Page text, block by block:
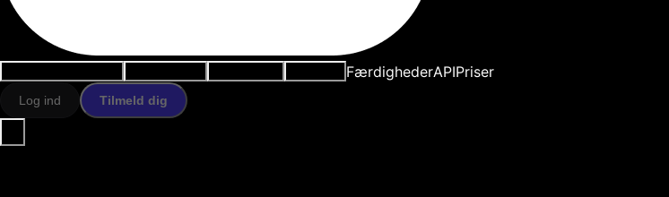
FærdighederAPIPriser
Log ind Tilmeld dig